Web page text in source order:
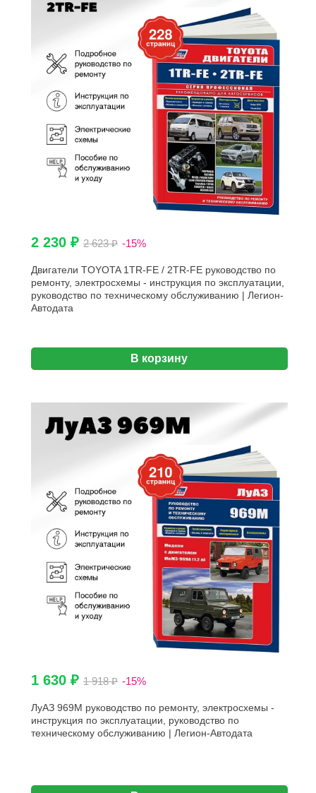
2 230 ₽ 2 623 ₽ -15%
Двигатели TOYOTA 1TR-FE / 2TR-FE руководство по
ремонту, электросхемы - инструкция по эксплуатации,
руководство по техническому обслуживанию | Легион-
Aвтодата
В корзину
1 630 ₽ 1 918 ₽ -15%
ЛуАЗ 969М руководство по ремонту, электросхемы -
инструкция по эксплуатации, руководство по
техническому обслуживанию | Легион-Автодата